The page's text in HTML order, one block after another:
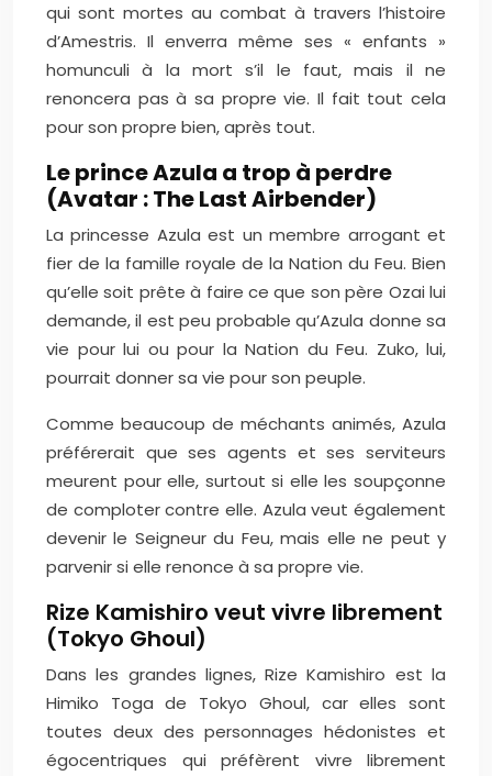
qui sont mortes au combat à travers l’histoire
d’Amestris. Il enverra même ses « enfants »
homunculi à la mort s’il le faut, mais il ne
renoncera pas à sa propre vie. Il fait tout cela
pour son propre bien, après tout.
Le prince Azula a trop à perdre
(Avatar : The Last Airbender)
La princesse Azula est un membre arrogant et
fier de la famille royale de la Nation du Feu. Bien
qu’elle soit prête à faire ce que son père Ozai lui
demande, il est peu probable qu’Azula donne sa
vie pour lui ou pour la Nation du Feu. Zuko, lui,
pourrait donner sa vie pour son peuple.
Comme beaucoup de méchants animés, Azula
préférerait que ses agents et ses serviteurs
meurent pour elle, surtout si elle les soupçonne
de comploter contre elle. Azula veut également
devenir le Seigneur du Feu, mais elle ne peut y
parvenir si elle renonce à sa propre vie.
Rize Kamishiro veut vivre librement
(Tokyo Ghoul)
Dans les grandes lignes, Rize Kamishiro est la
Himiko Toga de Tokyo Ghoul, car elles sont
toutes deux des personnages hédonistes et
égocentriques qui préfèrent vivre librement